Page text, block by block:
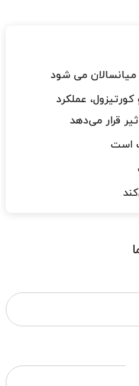
می شود
عملکرد
قرار می‌دهد
است